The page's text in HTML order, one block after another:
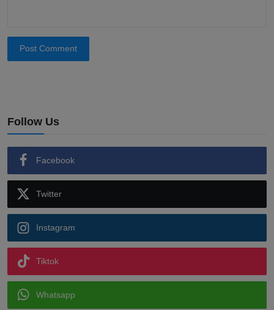
Post Comment
Follow Us
Facebook
Twitter
Instagram
Tiktok
Whatsapp